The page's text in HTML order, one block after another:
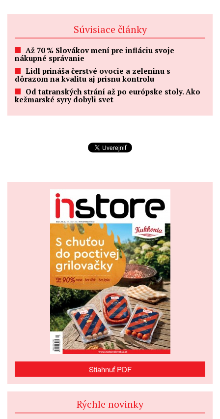
Súvisiace články
Až 70 % Slovákov mení pre infláciu svoje
nákupné správanie
Lidl prináša čerstvé ovocie a zeleninu s
dôrazom na kvalitu aj prísnu kontrolu
Od tatranských strání až po európske stoly. Ako
kežmarské syry dobyli svet
Stiahnuť PDF
Rýchle novinky